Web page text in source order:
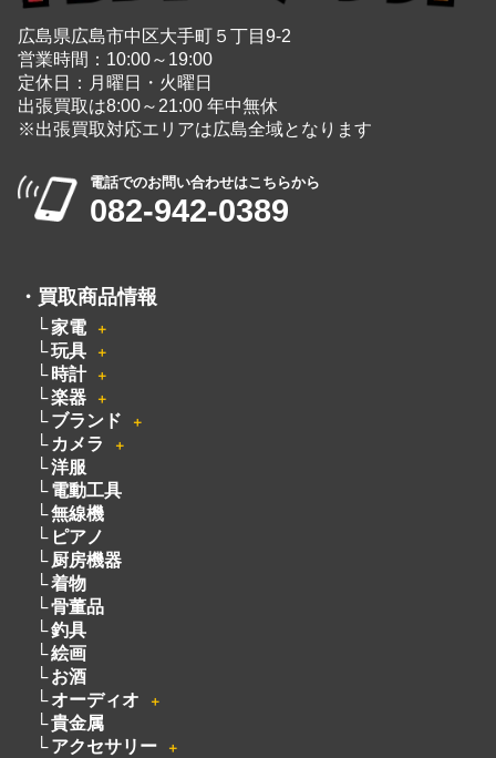
広島県広島市中区大手町５丁目9-2
営業時間：10:00～19:00
定休日：月曜日・火曜日
出張買取は8:00～21:00 年中無休
※出張買取対応エリアは広島全域となります
電話でのお問い合わせはこちらから
082-942-0389
・ 買取商品情報
家電 ＋
玩具 ＋
時計 ＋
楽器 ＋
ブランド ＋
カメラ ＋
洋服
電動工具
無線機
ピアノ
厨房機器
着物
骨董品
釣具
絵画
お酒
オーディオ
＋
貴金属
アクセサリー
＋